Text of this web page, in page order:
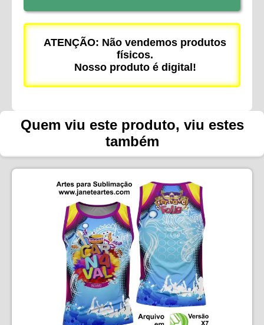
ATENÇÃO: Não vendemos produtos
físicos.
Nosso produto é digital!
Quem viu este produto, viu estes
também